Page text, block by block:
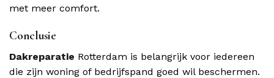
met meer comfort.
Conclusie
Dakreparatie Rotterdam is belangrijk voor iedereen
die zijn woning of bedrijfspand goed wil beschermen.